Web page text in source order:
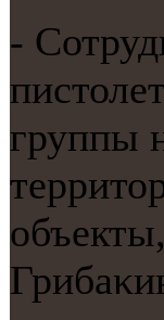
-
группы